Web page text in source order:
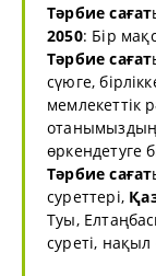
Тәрбие сағат
2050: Бір
Тәрбие сағат
сүюге,
мемлекеттік
отанымыздың
өркендетуге
Тәрбие сағат
суреттері,
Туы,
суреті, нақыл